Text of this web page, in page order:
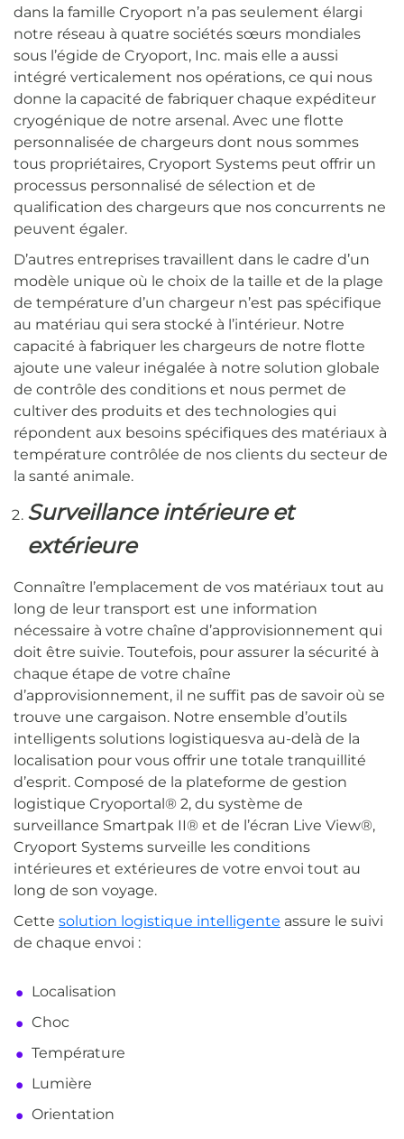
dans la famille Cryoport n’a pas seulement élargi
notre réseau à quatre sociétés sœurs mondiales
sous l’égide de Cryoport, Inc. mais elle a aussi
intégré verticalement nos opérations, ce qui nous
donne la capacité de fabriquer chaque expéditeur
cryogénique de notre arsenal. Avec une flotte
personnalisée de chargeurs dont nous sommes
tous propriétaires, Cryoport Systems peut offrir un
processus personnalisé de sélection et de
qualification des chargeurs que nos concurrents ne
peuvent égaler.
D’autres entreprises travaillent dans le cadre d’un
modèle unique où le choix de la taille et de la plage
de température d’un chargeur n’est pas spécifique
au matériau qui sera stocké à l’intérieur. Notre
capacité à fabriquer les chargeurs de notre flotte
ajoute une valeur inégalée à notre solution globale
de contrôle des conditions et nous permet de
cultiver des produits et des technologies qui
répondent aux besoins spécifiques des matériaux à
température contrôlée de nos clients du secteur de
la santé animale.
Surveillance intérieure et
extérieure
Connaître l’emplacement de vos matériaux tout au
long de leur transport est une information
nécessaire à votre chaîne d’approvisionnement qui
doit être suivie. Toutefois, pour assurer la sécurité à
chaque étape de votre chaîne
d’approvisionnement, il ne suffit pas de savoir où se
trouve une cargaison. Notre ensemble d’outils
intelligents solutions logistiquesva au-delà de la
localisation pour vous offrir une totale tranquillité
d’esprit. Composé de la plateforme de gestion
logistique Cryoportal® 2, du système de
surveillance Smartpak II® et de l’écran Live View®,
Cryoport Systems surveille les conditions
intérieures et extérieures de votre envoi tout au
long de son voyage.
Cette solution logistique intelligente assure le suivi
de chaque envoi :
Localisation
Choc
Température
Lumière
Orientation